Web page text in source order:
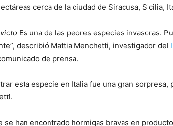
cerca de la ciudad de Siracusa, Sicilia,
Es una de las peores especies invasoras.
describió Mattia Menchetti, investigador del
de prensa.
esta especie en Italia fue una gran sorpresa,
se han encontrado hormigas bravas en